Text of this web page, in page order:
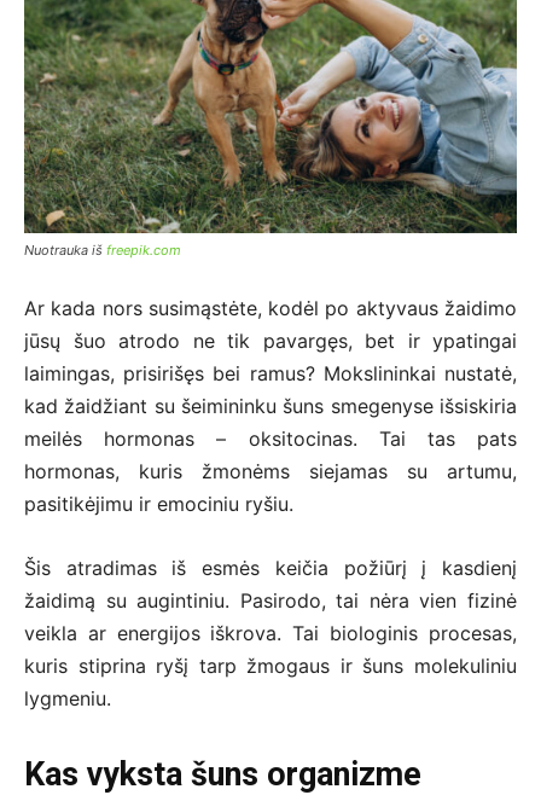
Nuotrauka iš freepik.com
Ar kada nors susimąstėte, kodėl po aktyvaus žaidimo
jūsų šuo atrodo ne tik pavargęs, bet ir ypatingai
laimingas, prisirišęs bei ramus? Mokslininkai nustatė,
kad žaidžiant su šeimininku šuns smegenyse išsiskiria
meilės hormonas – oksitocinas. Tai tas pats
hormonas, kuris žmonėms siejamas su artumu,
pasitikėjimu ir emociniu ryšiu.
Šis atradimas iš esmės keičia požiūrį į kasdienį
žaidimą su augintiniu. Pasirodo, tai nėra vien fizinė
veikla ar energijos iškrova. Tai biologinis procesas,
kuris stiprina ryšį tarp žmogaus ir šuns molekuliniu
lygmeniu.
Kas vyksta šuns organizme